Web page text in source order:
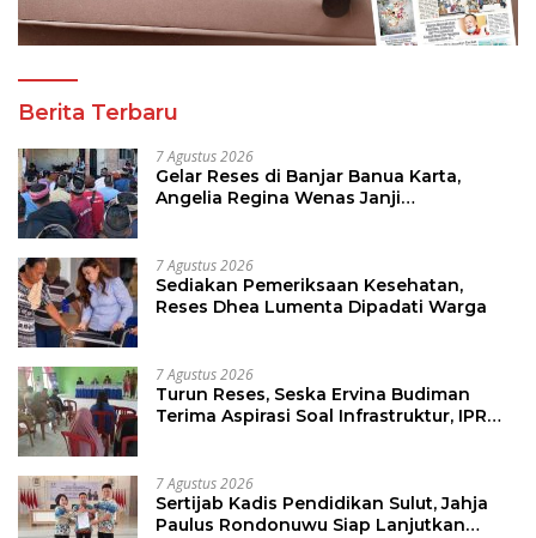
Berita Terbaru
7 Agustus 2026
Gelar Reses di Banjar Banua Karta,
Angelia Regina Wenas Janji
7 Agustus 2026
Sediakan Pemeriksaan Kesehatan,
Reses Dhea Lumenta Dipadati Warga
7 Agustus 2026
Turun Reses, Seska Ervina Budiman
Terima Aspirasi Soal Infrastruktur, IPR
7 Agustus 2026
Sertijab Kadis Pendidikan Sulut, Jahja
Paulus Rondonuwu Siap Lanjutkan